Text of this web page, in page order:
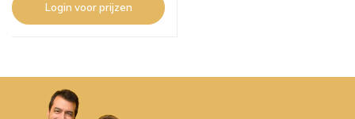
Login voor prijzen